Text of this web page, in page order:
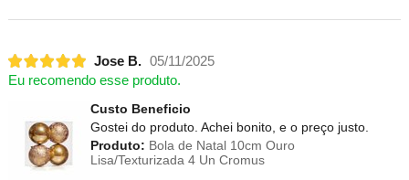
Jose B. 05/11/2025
Eu recomendo esse produto.
Custo Beneficio
Gostei do produto. Achei bonito, e o preço justo.
Produto: Bola de Natal 10cm Ouro
Lisa/Texturizada 4 Un Cromus